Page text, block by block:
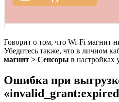
Говорит о том, что Wi-Fi магнит
Убедитесь также, что в личном
магнит > Сенсоры в настройках
Ошибка при